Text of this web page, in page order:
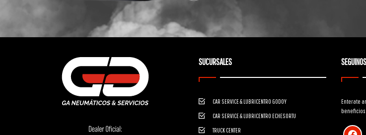
SUCURSALES
CAR SERVICE & LUBRICENTRO GODOY
CAR SERVICE & LUBRICENTRO ECHESORTU
TRUCK CENTER
Enterate
facebook